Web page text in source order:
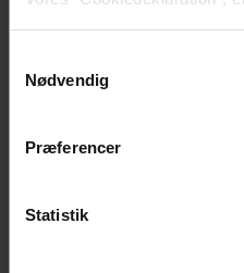
Vi anvender egne cookies
generere statistik og huske
Nødvendig
Præferencer
Statistik